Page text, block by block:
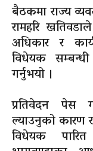
बैठकमा राज्य
रामहरि
अधिकार र
विधेयक
गर्नुभयो ।
प्रतिवेदन पेस
ल्याउनुको कारण
विधेयक